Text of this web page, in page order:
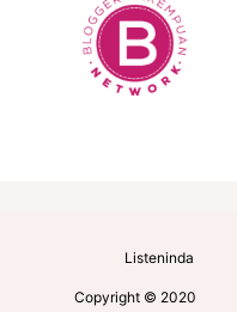
Listeninda
Copyright © 2020